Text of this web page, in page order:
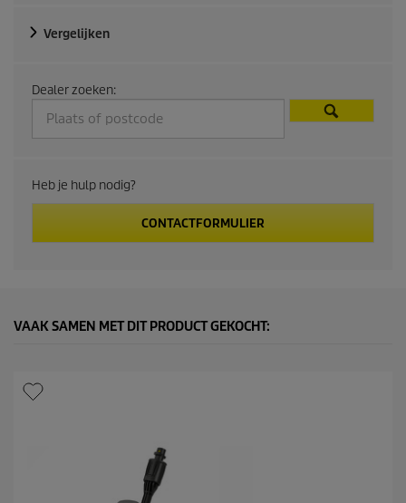
Vergelijken
Dealer zoeken:
Heb je hulp nodig?
CONTACTFORMULIER
VAAK SAMEN MET DIT PRODUCT GEKOCHT: